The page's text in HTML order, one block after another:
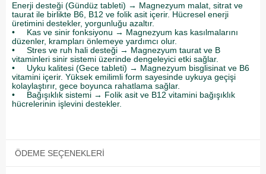
Enerji desteği (Gündüz tableti) → Magnezyum malat, sitrat ve
taurat ile birlikte B6, B12 ve folik asit içerir. Hücresel enerji
üretimini destekler, yorgunluğu azaltır.
• Kas ve sinir fonksiyonu → Magnezyum kas kasılmalarını
düzenler, krampları önlemeye yardımcı olur.
• Stres ve ruh hali desteği → Magnezyum taurat ve B
vitaminleri sinir sistemi üzerinde dengeleyici etki sağlar.
• Uyku kalitesi (Gece tableti) → Magnezyum bisglisinat ve B6
vitamini içerir. Yüksek emilimli form sayesinde uykuya geçişi
kolaylaştırır, gece boyunca rahatlama sağlar.
• Bağışıklık sistemi → Folik asit ve B12 vitamini bağışıklık
hücrelerinin işlevini destekler.
ÖDEME SEÇENEKLERI